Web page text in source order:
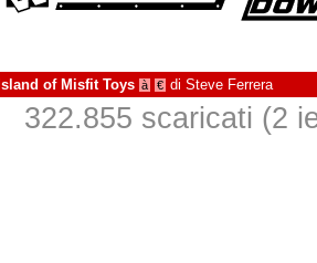
Island of Misfit Toys à € di Steve Ferrera
322.855 scaricati (2